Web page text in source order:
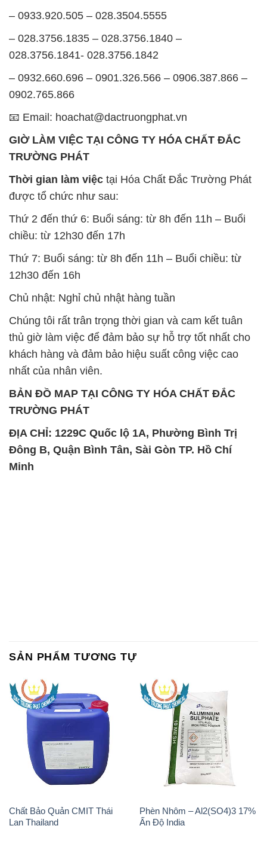
– 0933.920.505 – 028.3504.5555
– 028.3756.1835 – 028.3756.1840 –
028.3756.1841- 028.3756.1842
– 0932.660.696 – 0901.326.566 – 0906.387.866 –
0902.765.866
📧 Email: hoachat@dactruongphat.vn
GIỜ LÀM VIỆC TẠI CÔNG TY HÓA CHẤT ĐẮC
TRƯỜNG PHÁT
Thời gian làm việc tại Hóa Chất Đắc Trường Phát
được tổ chức như sau:
Thứ 2 đến thứ 6: Buổi sáng: từ 8h đến 11h – Buổi
chiều: từ 12h30 đến 17h
Thứ 7: Buổi sáng: từ 8h đến 11h – Buổi chiều: từ
12h30 đến 16h
Chủ nhật: Nghỉ chủ nhật hàng tuần
Chúng tôi rất trân trọng thời gian và cam kết tuân
thủ giờ làm việc để đảm bảo sự hỗ trợ tốt nhất cho
khách hàng và đảm bảo hiệu suất công việc cao
nhất của nhân viên.
BẢN ĐỒ MAP TẠI CÔNG TY HÓA CHẤT ĐẮC
TRƯỜNG PHÁT
ĐỊA CHỈ: 1229C Quốc lộ 1A, Phường Bình Trị
Đông B, Quận Bình Tân, Sài Gòn TP. Hồ Chí
Minh
SẢN PHẨM TƯƠNG TỰ
Chất Bảo Quản CMIT Thái
Lan Thailand
Phèn Nhôm – Al2(SO4)3 17%
Ấn Độ India